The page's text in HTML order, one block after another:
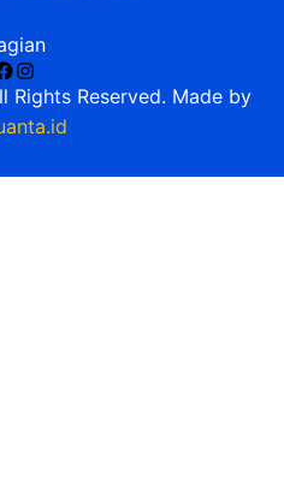
Instagram
Reserved. Made by